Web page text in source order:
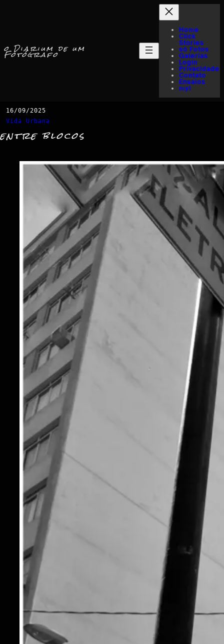
o Diarium de um
Fotógrafo
Home
Click
Stories
só Fotos
Galerias
Login
Privacidade
Contato
Ensaios
myI
16/09/2025
Vida Urbana
entre blocos